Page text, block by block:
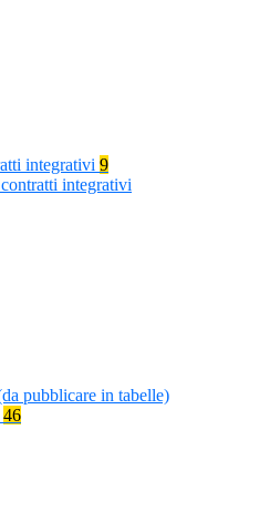
integrativi 9
integrativi
pubblicare in tabelle)
46